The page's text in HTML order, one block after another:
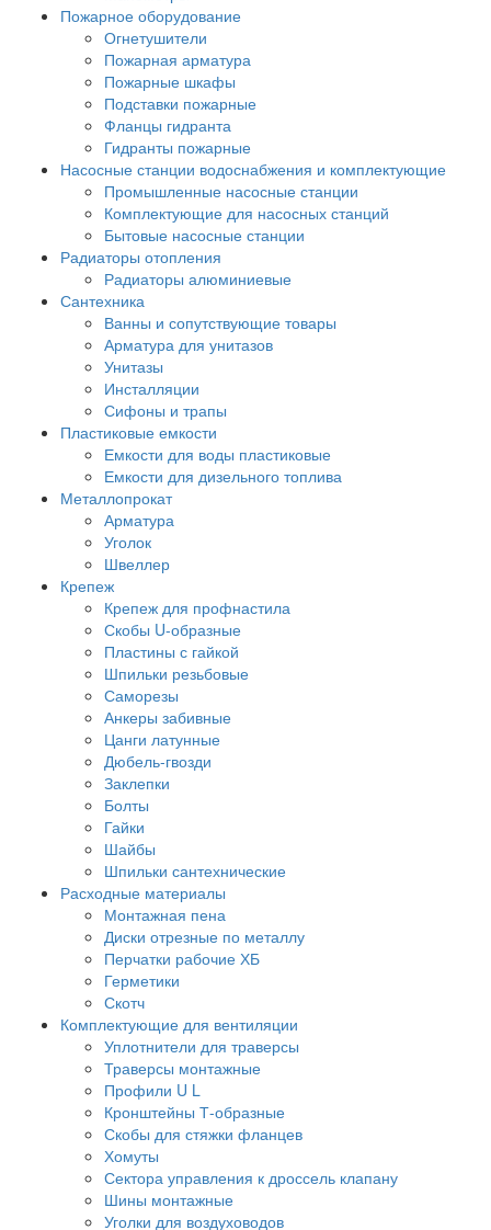
Пожарное оборудование
Огнетушители
Пожарная арматура
Пожарные шкафы
Подставки пожарные
Фланцы гидранта
Гидранты пожарные
Насосные станции водоснабжения и комплектующие
Промышленные насосные станции
Комплектующие для насосных станций
Бытовые насосные станции
Радиаторы отопления
Радиаторы алюминиевые
Сантехника
Ванны и сопутствующие товары
Арматура для унитазов
Унитазы
Инсталляции
Сифоны и трапы
Пластиковые емкости
Емкости для воды пластиковые
Емкости для дизельного топлива
Металлопрокат
Арматура
Уголок
Швеллер
Крепеж
Крепеж для профнастила
Скобы U-образные
Пластины с гайкой
Шпильки резьбовые
Саморезы
Анкеры забивные
Цанги латунные
Дюбель-гвозди
Заклепки
Болты
Гайки
Шайбы
Шпильки сантехнические
Расходные материалы
Монтажная пена
Диски отрезные по металлу
Перчатки рабочие ХБ
Герметики
Скотч
Комплектующие для вентиляции
Уплотнители для траверсы
Траверсы монтажные
Профили U L
Кронштейны Т-образные
Скобы для стяжки фланцев
Хомуты
Сектора управления к дроссель клапану
Шины монтажные
Уголки для воздуховодов